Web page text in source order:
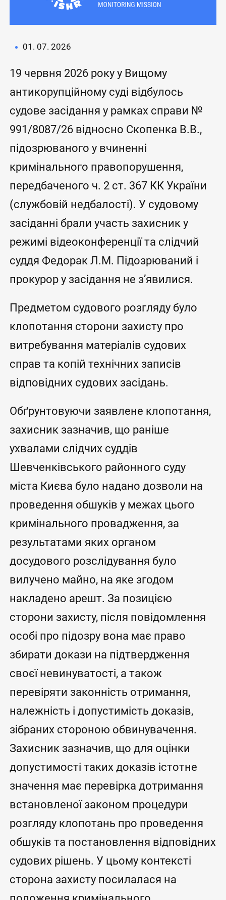
01. 07. 2026
19 червня 2026 року у Вищому
антикорупційному суді відбулось
судове засідання у рамках справи №
991/8087/26 відносно Скопенка В.В.,
підозрюваного у вчиненні
кримінального правопорушення,
передбаченого ч. 2 ст. 367 КК України
(службовій недбалості). У судовому
засіданні брали участь захисник у
режимі відеоконференції та слідчий
суддя Федорак Л.М. Підозрюваний і
прокурор у засідання не з’явилися.
Предметом судового розгляду було
клопотання сторони захисту про
витребування матеріалів судових
справ та копій технічних записів
відповідних судових засідань.
Обґрунтовуючи заявлене клопотання,
захисник зазначив, що раніше
ухвалами слідчих суддів
Шевченківського районного суду
міста Києва було надано дозволи на
проведення обшуків у межах цього
кримінального провадження, за
результатами яких органом
досудового розслідування було
вилучено майно, на яке згодом
накладено арешт. За позицією
сторони захисту, після повідомлення
особі про підозру вона має право
збирати докази на підтвердження
своєї невинуватості, а також
перевіряти законність отримання,
належність і допустимість доказів,
зібраних стороною обвинувачення.
Захисник зазначив, що для оцінки
допустимості таких доказів істотне
значення має перевірка дотримання
встановленої законом процедури
розгляду клопотань про проведення
обшуків та постановлення відповідних
судових рішень. У цьому контексті
сторона захисту посилалася на